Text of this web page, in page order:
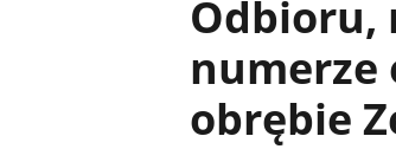
Odbioru,
numerze
obrębie